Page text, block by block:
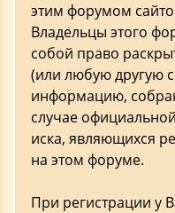
этим форумом
Владельцы этого
собой право
(или любую другую
информацию,
случае
иска, являющихся
на этом форуме.
При регистрации у